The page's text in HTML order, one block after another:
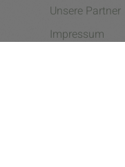
Unsere Partner
Impressum